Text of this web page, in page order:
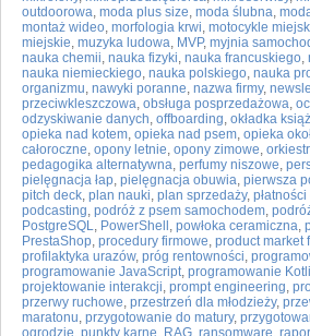
outdoorowa, moda plus size, moda ślubna,
montaż wideo, morfologia krwi, motocykle
miejskie, muzyka ludowa, MVP, myjnia
nauka chemii, nauka fizyki, nauka francuskiego,
nauka niemieckiego, nauka polskiego, nauka
organizmu, nawyki poranne, nazwa firmy,
przeciwkleszczowa, obsługa posprzedażowa,
odzyskiwanie danych, offboarding, okładka
opieka nad kotem, opieka nad psem, opieka
całoroczne, opony letnie, opony zimowe,
pedagogika alternatywna, perfumy niszowe,
pielęgnacja łap, pielęgnacja obuwia, pierwsza
pitch deck, plan nauki, plan sprzedaży,
podcasting, podróż z psem samochodem,
PostgreSQL, PowerShell , powłoka ceramiczna,
PrestaShop, procedury firmowe, product market
profilaktyka urazów, próg rentowności,
programowanie JavaScript, programowanie
projektowanie interakcji, prompt engineering,
przerwy ruchowe, przestrzeń dla młodzieży,
maratonu, przygotowanie do matury,
ogrodzie, punkty karne, RAG, ransomware,